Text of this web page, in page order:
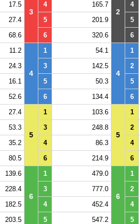
3 2
17.5 4 165.7
4
27.4 5 201.9
5
68.6 6 320.6 6
11.2
4
1 54.1
4
1
24.3 3 142.5
2
16.1 5 50.3
5
52.6 6 134.4 6
27.4
5
1 103.6
5
1
53.3 3 248.8
2
35.2 4 86.3
4
80.5 6 214.9 6
139.6
6
1 479.0
6
1
228.4 3 777.0
2
182.5 4 452.4
4
203.5 5 547.2 5